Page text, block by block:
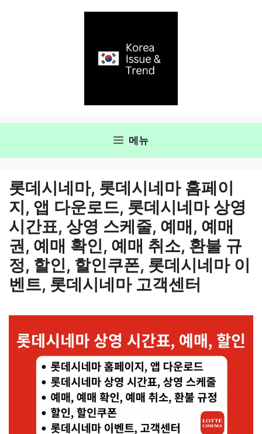
메뉴
롯데시네마, 롯데시네마 홈페이
지, 앱 다운로드, 롯데시네마 상영
시간표, 상영 스케줄, 예매, 예매
권, 예매 확인, 예매 취소, 환불 규
정, 할인, 할인쿠폰, 롯데시네마 이
벤트, 롯데시네마 고객센터